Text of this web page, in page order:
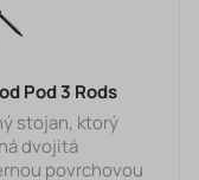
Pod 3 Rods
stojan, ktorý
dvojitá
povrchovou